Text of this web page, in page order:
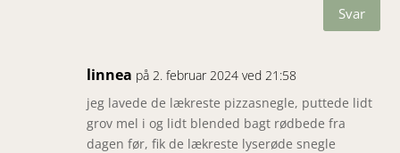
Svar
linnea på 2. februar 2024 ved 21:58
jeg lavede de lækreste pizzasnegle, puttede lidt
grov mel i og lidt blended bagt rødbede fra
dagen før, fik de lækreste lyserøde snegle